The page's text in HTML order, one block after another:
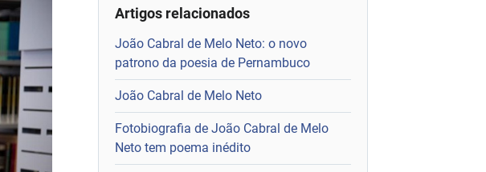
Artigos relacionados
João Cabral de Melo Neto: o novo
patrono da poesia de Pernambuco
João Cabral de Melo Neto
Fotobiografia de João Cabral de Melo
Neto tem poema inédito